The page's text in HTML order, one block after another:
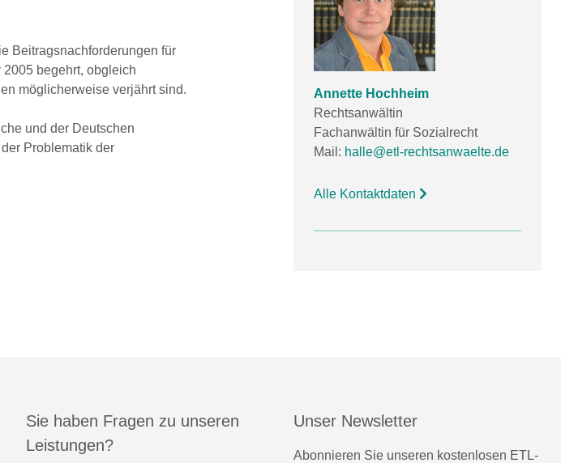
Beitragsnachforderungen für
begehrt, obgleich
möglicherweise verjährt sind.
und der Deutschen
Problematik der
Annette Hochheim
Rechtsanwältin
Fachanwältin für Sozialrecht
Mail: halle@etl-rechtsanwaelte.de
Alle Kontaktdaten
Sie haben Fragen zu unseren
Leistungen?
Unser Newsletter
Abonnieren Sie unseren kostenlosen ETL-